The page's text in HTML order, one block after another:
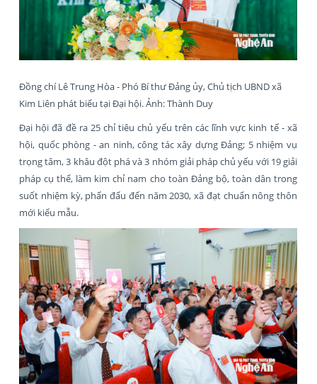
Đồng chí Lê Trung Hòa - Phó Bí thư Đảng ủy, Chủ tịch UBND xã
Kim Liên phát biểu tại Đại hội. Ảnh: Thành Duy
Đại hội đã đề ra 25 chỉ tiêu chủ yếu trên các lĩnh vực kinh tế - xã
hội, quốc phòng - an ninh, công tác xây dựng Đảng; 5 nhiệm vụ
trọng tâm, 3 khâu đột phá và 3 nhóm giải pháp chủ yếu với 19 giải
pháp cụ thể, làm kim chỉ nam cho toàn Đảng bộ, toàn dân trong
suốt nhiệm kỳ, phấn đấu đến năm 2030, xã đạt chuẩn nông thôn
mới kiểu mẫu.